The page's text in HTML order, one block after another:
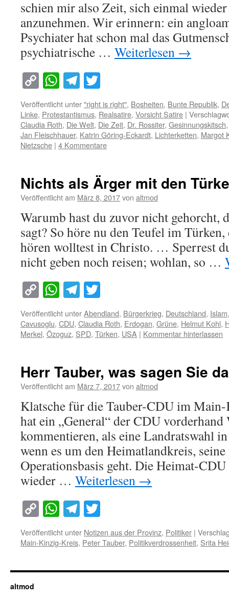
schien mir also Zeit, sich einmal wieder
anzunehmen. Wir erinnern: ein
Psychiater hat schon mal das
psychiatrische … Weiterlesen →
Copy
Link
WhatsApp
Telegram
Veröffentlicht unter"right is right", Bosheiten, Bunte Republik,
Linke, Protestantismus, Realsatire, Vorsicht Satire |
Claudia Roth, Die Welt, Die Zeit, Dr. Rossiter, Gesinnungskitsch
Jan Fleischhauer, Katrin Göring-Eckardt, Lichterketten, Margot
Nietzsche | 4 Kommentare
Nichts als Ärger mit den
Veröffentlicht am März 8, 2017von altmod
Warumb hast du zuvor nicht gehorcht,
sagt? So höre nu den Teufel im
hören wolltest in Christo. … Sperrest
nicht geben noch reisen; wohlan, so …
Copy
Link
WhatsApp
Telegram
Veröffentlicht unterAbendland, Bürgerkrieg, Deutschland, Islam
Cavusoglu, CDU, Claudia Roth, Erdogan, Grüne, Helmut Kohl,
Merkel, Özoguz, SPD, Türken, USA | Kommentar hinterlassen
Herr Tauber, was sagen Sie
Veröffentlicht am März 7, 2017von altmod
Klatsche für die Tauber-CDU im
hat ein „General“ der CDU
kommentieren, als eine Landratswahl
wenn es um den Heimatlandkreis,
Operationsbasis geht. Die Heimat-
wieder … Weiterlesen →
Copy
Link
WhatsApp
Telegram
Veröffentlicht unter Notizen aus der Provinz, Politiker |
Main-Kinzig-Kreis, Peter Tauber, Politikverdrossenheit, Srita
altmod